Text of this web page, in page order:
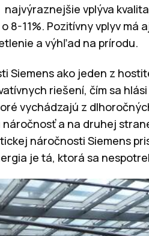
vplýva
8-11%. Pozitívny vplyv má
a výhľad na prírodu.
Siemens ako jeden z
riešení, čím sa
vychádzajú z
a na druhej
náročnosti Siemens
je tá, ktorá sa